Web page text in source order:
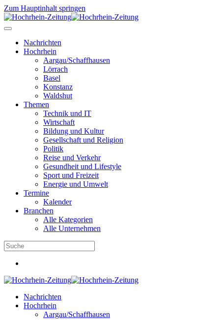
Zum Hauptinhalt springen
Nachrichten
Hochrhein
Aargau/Schaffhausen
Lörrach
Basel
Konstanz
Waldshut
Themen
Technik und IT
Wirtschaft
Bildung und Kultur
Gesellschaft und Religion
Politik
Reise und Verkehr
Gesundheit und Lifestyle
Sport und Freizeit
Energie und Umwelt
Termine
Kalender
Branchen
Alle Kategorien
Alle Unternehmen
Nachrichten
Hochrhein
Aargau/Schaffhausen